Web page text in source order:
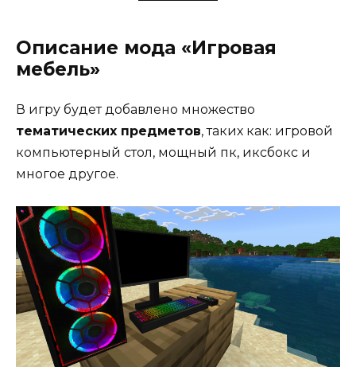
Описание мода «Игровая
мебель»
В игру будет добавлено множество
тематических предметов, таких как: игровой
компьютерный стол, мощный пк, иксбокс и
многое другое.